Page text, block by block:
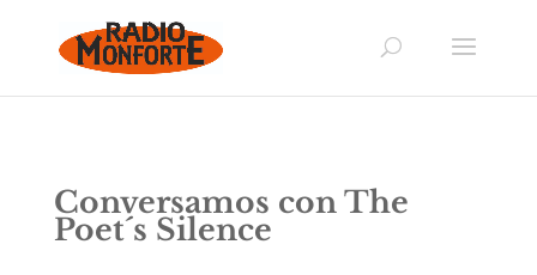
Conversamos con The
Poet´s Silence